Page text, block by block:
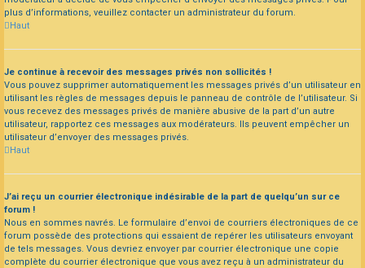
plus d’informations, veuillez contacter un administrateur du forum.
Haut
Je continue à recevoir des messages privés non sollicités !
Vous pouvez supprimer automatiquement les messages privés d’un utilisateur en
utilisant les règles de messages depuis le panneau de contrôle de l’utilisateur. Si
vous recevez des messages privés de manière abusive de la part d’un autre
utilisateur, rapportez ces messages aux modérateurs. Ils peuvent empêcher un
utilisateur d’envoyer des messages privés.
Haut
J’ai reçu un courrier électronique indésirable de la part de quelqu’un sur ce
forum !
Nous en sommes navrés. Le formulaire d’envoi de courriers électroniques de ce
forum possède des protections qui essaient de repérer les utilisateurs envoyant
de tels messages. Vous devriez envoyer par courrier électronique une copie
complète du courrier électronique que vous avez reçu à un administrateur du